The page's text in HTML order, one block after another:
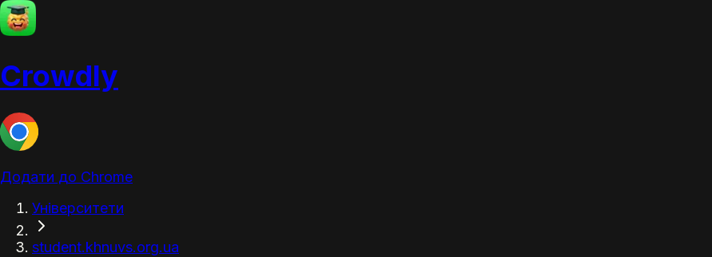
Crowdly
Додати до Chrome
Університети
student.khnuvs.org.ua